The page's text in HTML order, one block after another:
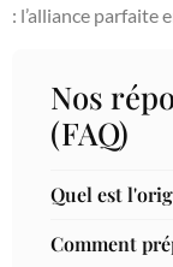
: l’alliance parfaite
Nos
(FAQ)
Quel est
Comment